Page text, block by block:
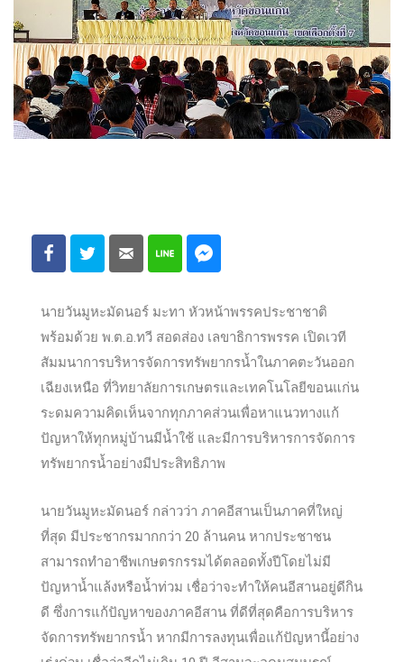
นายวันมูหะมัดนอร์ มะทา หัวหน้าพรรคประชาชาติ
พร้อมด้วย พ.ต.อ.ทวี สอดส่อง เลขาธิการพรรค เปิดเวที
สัมมนาการบริหารจัดการทรัพยากรน้ำในภาคตะวันออก
เฉียงเหนือ ที่วิทยาลัยการเกษตรและเทคโนโลยีขอนแก่น
ระดมความคิดเห็นจากทุกภาคส่วนเพื่อหาแนวทางแก้
ปัญหาให้ทุกหมู่บ้านมีน้ำใช้ และมีการบริหารการจัดการ
ทรัพยากรน้ำอย่างมีประสิทธิภาพ
นายวันมูหะมัดนอร์ กล่าวว่า ภาคอีสานเป็นภาคที่ใหญ่
ที่สุด มีประชากรมากกว่า 20 ล้านคน หากประชาชน
สามารถทำอาชีพเกษตรกรรมได้ตลอดทั้งปีโดยไม่มี
ปัญหาน้ำแล้งหรือน้ำท่วม เชื่อว่าจะทำให้คนอีสานอยู่ดีกิน
ดี ซึ่งการแก้ปัญหาของภาคอีสาน ที่ดีที่สุดคือการบริหาร
จัดการทรัพยากรน้ำ หากมีการลงทุนเพื่อแก้ปัญหานี้อย่าง